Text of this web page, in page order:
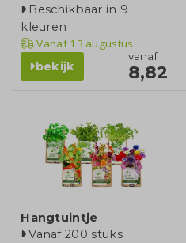
Beschikbaar in 9
kleuren
Vanaf13 augustus
bekijk
vanaf
8,82
Hangtuintje
Vanaf 200 stuks